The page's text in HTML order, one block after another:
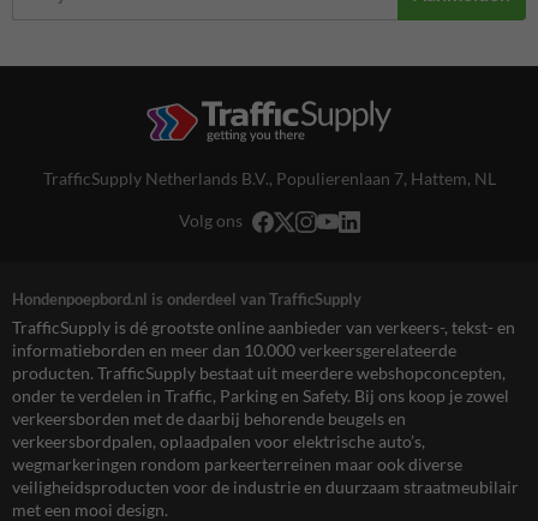
TrafficSupply Netherlands B.V., Populierenlaan 7, Hattem, NL
Volg ons
Hondenpoepbord.nl is onderdeel van TrafficSupply
TrafficSupply is dé grootste online aanbieder van verkeers-, tekst- en
informatieborden en meer dan 10.000 verkeersgerelateerde
producten. TrafficSupply bestaat uit meerdere webshopconcepten,
onder te verdelen in Traffic, Parking en Safety. Bij ons koop je zowel
verkeersborden met de daarbij behorende beugels en
verkeersbordpalen, oplaadpalen voor elektrische auto’s,
wegmarkeringen rondom parkeerterreinen maar ook diverse
veiligheidsproducten voor de industrie en duurzaam straatmeubilair
met een mooi design.